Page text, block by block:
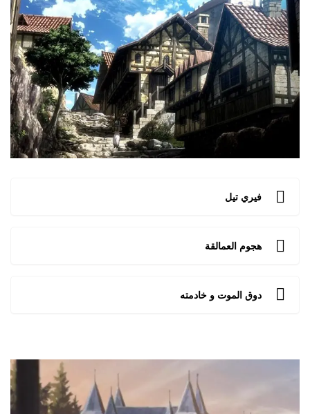
فيري تيل
هجوم العمالقة
دوق الموت و خادمته